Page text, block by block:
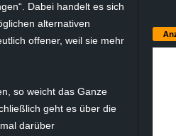
Dabei handelt es sich
alternativen
offener, weil sie mehr
so weicht das Ganze
geht es über die
darüber